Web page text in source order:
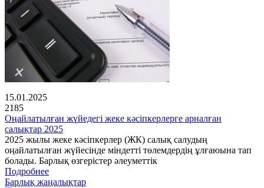
15.01.2025
2185
Оңайлатылған жүйедегі жеке кәсіпкерлерге арналған
салықтар 2025
2025 жылы жеке кәсіпкерлер (ЖК) салық салудың
оңайлатылған жүйесінде міндетті төлемдердің ұлғаюына тап
болады. Барлық өзгерістер әлеуметтік
Подробнее
Барлық жаңалықтар